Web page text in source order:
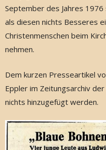
September des Jahres
als diesen nichts Besseres
Christenmenschen beim
nehmen.
Dem kurzen Presseartikel
Eppler im Zeitungsarchiv
nichts hinzugefügt werden.